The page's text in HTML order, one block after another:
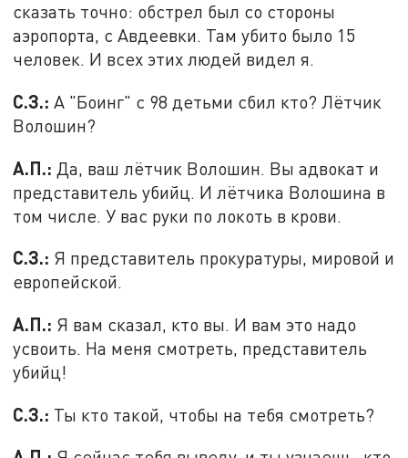
сказать точно: обстрел был со стороны
аэропорта, с Авдеевки. Там убито было 15
человек. И всех этих людей видел я.
С.З.: А "Боинг" с 98 детьми сбил кто? Лётчик
Волошин?
А.П.: Да, ваш лётчик Волошин. Вы адвокат и
представитель убийц. И лётчика Волошина в
том числе. У вас руки по локоть в крови.
С.З.: Я представитель прокуратуры, мировой и
европейской.
А.П.: Я вам сказал, кто вы. И вам это надо
усвоить. На меня смотреть, представитель
убийц!
С.З.: Ты кто такой, чтобы на тебя смотреть?